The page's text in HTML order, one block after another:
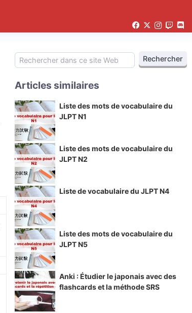
Articles similaires
Liste des mots de vocabulaire du
JLPT N1
Liste des mots de vocabulaire du
JLPT N2
Liste de vocabulaire du JLPT N4
Liste des mots de vocabulaire du
JLPT N5
Anki : Étudier le japonais avec des
flashcards et la méthode SRS